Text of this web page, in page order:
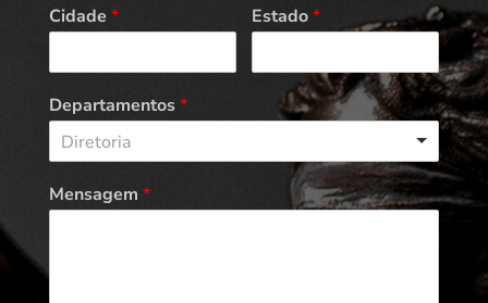
Cidade * Estado*
Departamentos*
Diretoria
Mensagem *